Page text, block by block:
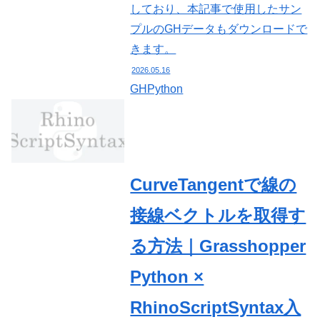
しており、本記事で使用したサン
プルのGHデータもダウンロードで
きます。
2026.05.16
GHPython
CurveTangentで線の
接線ベクトルを取得す
る方法｜Grasshopper
Python ×
RhinoScriptSyntax入